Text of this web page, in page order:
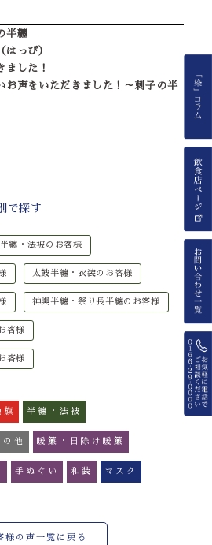
半纏
はっぴ）
ました！
お声をいただきました！～刺子の半
で探す
半纏・法被のお客様
太鼓半纏・衣装のお客様
神輿半纏・祭り長半纏のお客様
客様
客様
旗 半纏・法被
の他 暖簾・日除け暖簾
手ぬぐい 和装 マスク
様の声一覧に戻る